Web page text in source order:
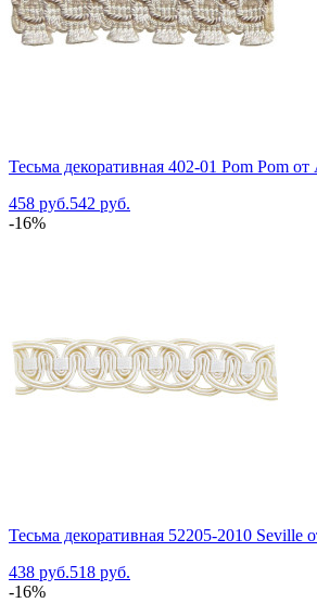
Тесьма декоративная 402-01 Pom Pom
458 руб.542 руб.
-16%
Тесьма декоративная 52205-2010 Seville
438 руб.518 руб.
-16%